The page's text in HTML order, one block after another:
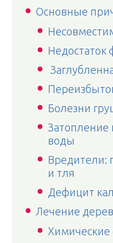
Основные
Недостаток
Болезни
Затопление
воды
Вредители:
и тля
Дефицит
Лечение
Химические